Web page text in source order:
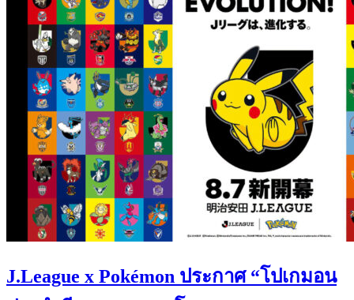
J.League x Pokémon ประกาศ “โปเกมอน